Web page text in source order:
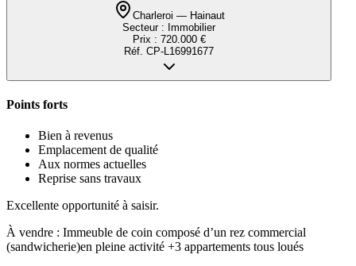
Charleroi — Hainaut
Secteur : Immobilier
Prix : 720.000 €
Réf. CP-L16991677
Points forts
Bien à revenus
Emplacement de qualité
Aux normes actuelles
Reprise sans travaux
Excellente opportunité à saisir.
À vendre : Immeuble de coin composé d’un rez commercial
(sandwicherie)en pleine activité +3 appartements tous loués